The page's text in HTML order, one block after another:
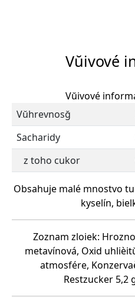
Vŭivové
Vŭivové
Vŭhrevnosğ
Sacharidy
z toho cukor
Obsahuje malé mnostvo
kyselín,
Zoznam zloiek:
metavínová, Oxid
atmosfére,
Restzucker 5,2